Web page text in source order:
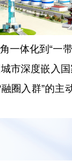
一体化到“一
市深度嵌入
圈入群”的